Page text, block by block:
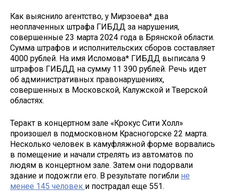
Как выяснило агентство, у Мирзоева* два
неоплаченных штрафа ГИБДД за нарушения,
совершенные 23 марта 2024 года в Брянской области.
Сумма штрафов и исполнительских сборов составляет
4000 рублей. На имя Исломова* ГИБДД выписала 9
штрафов ГИБДД на сумму 11 390 рублей. Речь идет
об административных правонарушениях,
совершенных в Московской, Калужской и Тверской
областях.
Теракт в концертном зале «Крокус Сити Холл»
произошел в подмосковном Красногорске 22 марта.
Несколько человек в камуфляжной форме ворвались
в помещение и начали стрелять из автоматов по
людям в концертном зале. Затем они подорвали
здание и подожгли его. В результате погибли не
менее 145 человек и пострадал еще 551.